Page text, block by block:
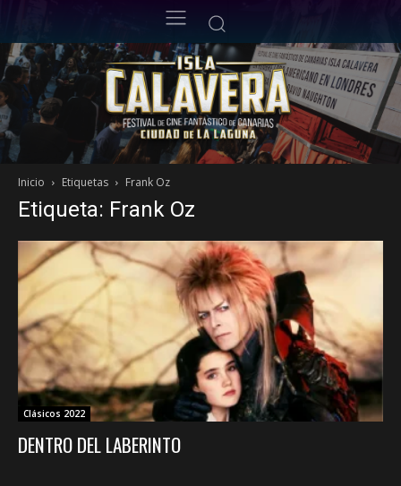
Inicio Etiquetas Frank Oz
Etiqueta: Frank Oz
Clásicos 2022
DENTRO DEL LABERINTO